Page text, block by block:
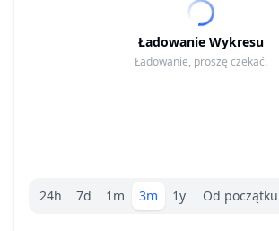
Ładowanie Wykresu
Ładowanie, proszę czekać.
Wybór zakresu.
24h 7d 1m 3m 1y Od